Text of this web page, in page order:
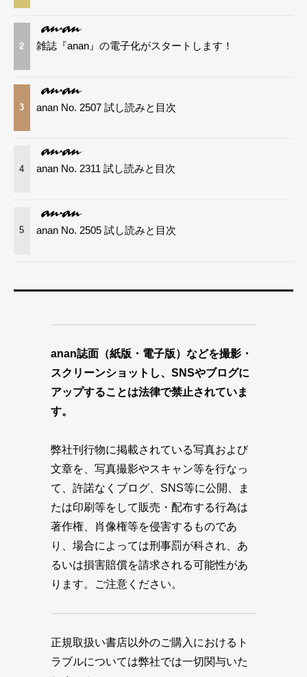
2 雑誌『anan』の電子化がスタートします！
3 anan No. 2507 試し読みと目次
4 anan No. 2311 試し読みと目次
5 anan No. 2505 試し読みと目次
anan誌面（紙版・電子版）などを撮影・
スクリーンショットし、SNSやブログに
アップすることは法律で禁止されていま
す。
弊社刊行物に掲載されている写真および
文章を、写真撮影やスキャン等を行なっ
て、許諾なくブログ、SNS等に公開、ま
たは印刷等をして販売・配布する行為は
著作権、肖像権等を侵害するものであ
り、場合によっては刑事罰が科され、あ
るいは損害賠償を請求される可能性があ
ります。ご注意ください。
正規取扱い書店以外のご購入におけるト
ラブルについては弊社では一切関与いた